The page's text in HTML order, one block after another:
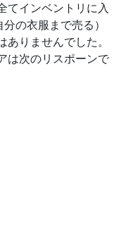
てインベントリに入
の衣服まで売る）
りませんでした。
は次のリスポーンで